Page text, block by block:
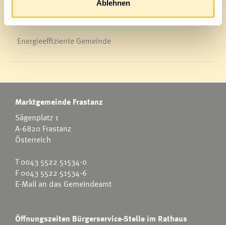
Ablehnen
Energieeffiziente Gemeinde
Marktgemeinde Frastanz
Sägenplatz 1
A-6820 Frastanz
Österreich
T0043 5522 51534-0
F 0043 5522 51534-6
E-Mail an das Gemeindeamt
Öffnungszeiten Bürgerservice-Stelle im Rathaus